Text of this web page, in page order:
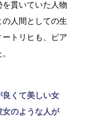
貫いていた人物
人間としての生
トリヒも、ピア
良くて美しい女
のような人が